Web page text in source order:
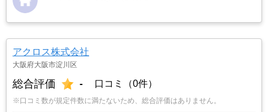
アクロス株式会社
大阪府大阪市淀川区
総合評価 - 口コミ（0件）
※口コミ数が規定件数に満たないため、総合評価はありません。